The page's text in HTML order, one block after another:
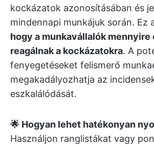
kockázatok azonosításában és
mindennapi munkájuk során. Ez
hogy a munkavállalók mennyire
reagálnak a kockázatokra. A
fenyegetéseket felismerő
megakadályozhatja az
eszkalálódását.
🌟 Hogyan lehet hatékonyan
Használjon ranglistákat vagy